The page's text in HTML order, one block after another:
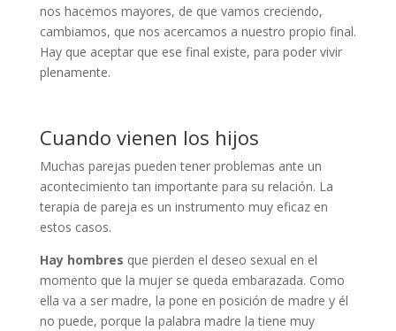
nos hacemos mayores, de que vamos creciendo,
cambiamos, que nos acercamos a nuestro propio final.
Hay que aceptar que ese final existe, para poder vivir
plenamente.
Cuando vienen los hijos
Muchas parejas pueden tener problemas ante un
acontecimiento tan importante para su relación. La
terapia de pareja es un instrumento muy eficaz en
estos casos.
Hay hombres que pierden el deseo sexual en el
momento que la mujer se queda embarazada. Como
ella va a ser madre, la pone en posición de madre y él
no puede, porque la palabra madre la tiene muy